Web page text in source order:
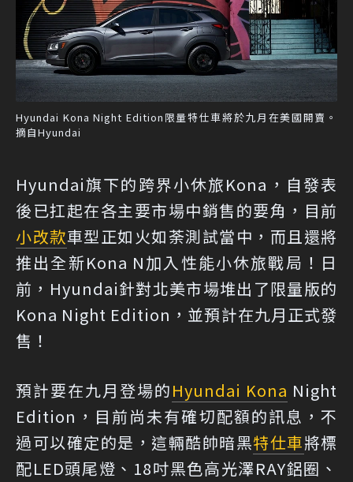
Hyundai Kona Night Edition限量特仕車將於九月在美國開賣。
摘自Hyundai
Hyundai旗下的跨界小休旅Kona，自發表
後已扛起在各主要市場中銷售的要角，目前
小改款車型正如火如荼測試當中，而且還將
推出全新Kona N加入性能小休旅戰局！日
前，Hyundai針對北美市場堆出了限量版的
Kona Night Edition，並預計在九月正式發
售！
預計要在九月登場的Hyundai Kona Night
Edition，目前尚未有確切配額的訊息，不
過可以確定的是，這輛酷帥暗黑特仕車將標
配LED頭尾燈、18吋黑色高光澤RAY鋁圈、